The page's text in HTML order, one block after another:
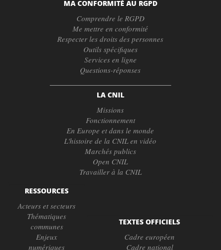
MA CONFORMITÉ AU RGPD
Comprendre le RGPD
Me mettre en conformité
Respecter les droits des personnes
Outils spécifiques
Services en ligne
Questions-réponses
LA CNIL
Missions
Fonctionnement
En Europe et dans le monde
L'histoire de la CNIL en vidéo
Marchés publics
Open CNIL
Travailler à la CNIL
RESSOURCES
Acteurs et secteurs
Thématiques
communes
Enjeux
numériques
TEXTES OFFICIELS
Cadre européen
Cadre national